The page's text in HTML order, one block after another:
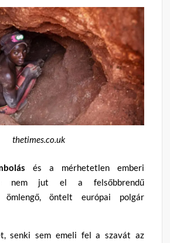
thetimes.co.uk
és a mérhetetlen emberi
nem jut el a felsőbbrendű
ömlengő, öntelt európai polgár
senki sem emeli fel a szavát az